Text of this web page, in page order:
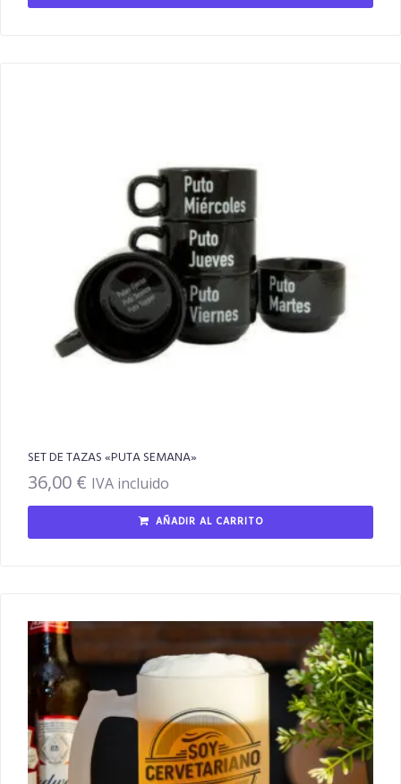
SET DE TAZAS «PUTA SEMANA»
36,00 € IVA incluido
AÑADIR AL CARRITO